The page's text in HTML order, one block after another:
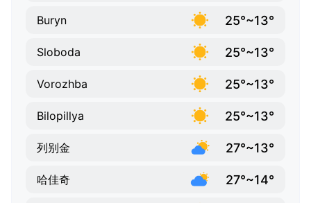
Buryn 25°~13°
Sloboda 25°~13°
Vorozhba 25°~13°
Bilopillya 25°~13°
列别金 27°~13°
哈佳奇 27°~14°